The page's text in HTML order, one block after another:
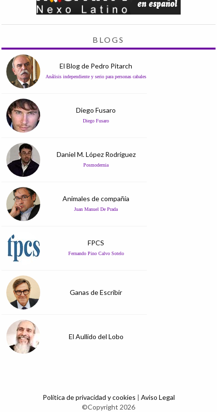
BLOGS
El Blog de Pedro Pitarch
Análisis independiente y serio para personas cabales
Diego Fusaro
Diego Fusaro
Daniel M. López Rodríguez
Posmodernia
Animales de compañía
Juan Manuel De Prada
FPCS
Fernando Pino Calvo Sotelo
Ganas de Escribir
El Aullido del Lobo
Política de privacidad y cookies | Aviso Legal
©Copyright 2026